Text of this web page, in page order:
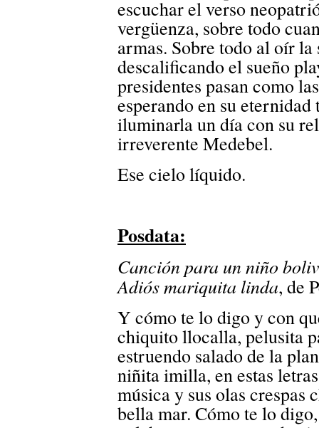
escuchar el verso
vergüenza, sobre todo
armas. Sobre todo al oír
descalificando el sueño
presidentes pasan como
esperando en su
iluminarla un día con su
irreverente Medebel.
Ese cielo líquido.
Posdata:
Canción para un niño
Adiós mariquita linda, de
Y cómo te lo digo y con
chiquito llocalla, pelusita
estruendo salado de la
niñita imilla, en estas
música y sus olas crespas
bella mar. Cómo te lo